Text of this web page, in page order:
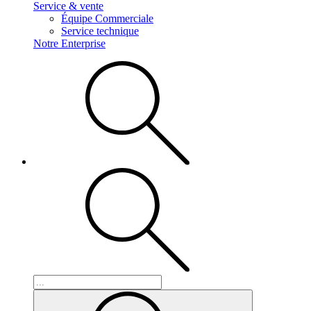
Service & vente
Équipe Commerciale
Service technique
Notre Enterprise